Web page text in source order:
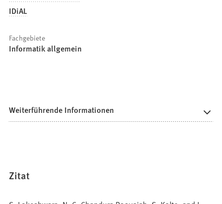
IDiAL
Fachgebiete
Informatik allgemein
Weiterführende Informationen
Zitat